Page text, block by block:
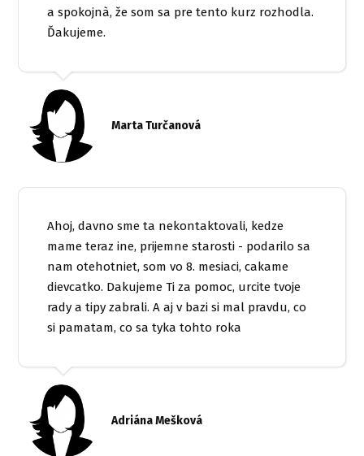
a spokojnà, že som sa pre tento kurz rozhodla.
Ďakujeme.
Marta Turčanová
Ahoj, davno sme ta nekontaktovali, kedze
mame teraz ine, prijemne starosti - podarilo sa
nam otehotniet, som vo 8. mesiaci, cakame
dievcatko. Dakujeme Ti za pomoc, urcite tvoje
rady a tipy zabrali. A aj v bazi si mal pravdu, co
si pamatam, co sa tyka tohto roka
Adriána Mešková